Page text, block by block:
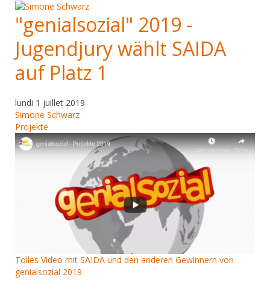
"genialsozial" 2019 -
Jugendjury wählt SAIDA
auf Platz 1
lundi 1 juillet 2019
Simone Schwarz
Projekte
Tolles Video mit SAIDA und den anderen Gewinnern von
genialsozial 2019